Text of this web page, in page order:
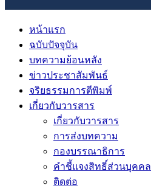
หน้าแรก
ฉบับปัจจุบัน
บทความย้อนหลัง
ข่าวประชาสัมพันธ์
จริยธรรมการตีพิมพ์
เกี่ยวกับวารสาร
เกี่ยวกับวารสาร
การส่งบทความ
กองบรรณาธิการ
คำชี้แจงสิทธิ์ส่วนบุคคล
ติดต่อ